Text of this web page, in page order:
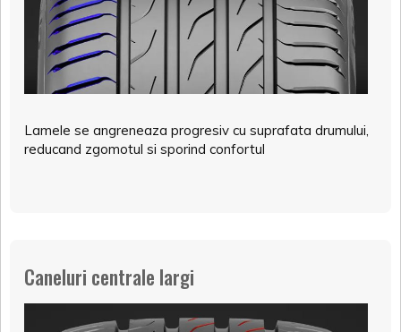
Lamele se angreneaza progresiv cu suprafata drumului,
reducand zgomotul si sporind confortul
Caneluri centrale largi